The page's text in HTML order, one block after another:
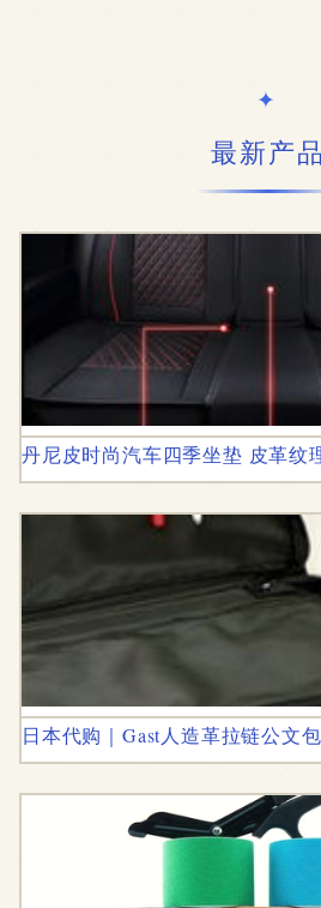
最新产品
丹尼皮时尚汽车四季坐垫 皮革纹
日本代购｜Gast人造革拉链公文